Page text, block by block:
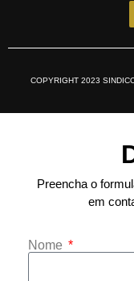
COPYRIGHT 2023
Preencha o
em
Nome